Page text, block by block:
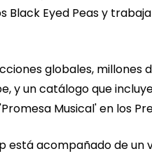
Eyed Peas y
globales, millones
y un catálogo que
Musical' en los
está acompañado de un